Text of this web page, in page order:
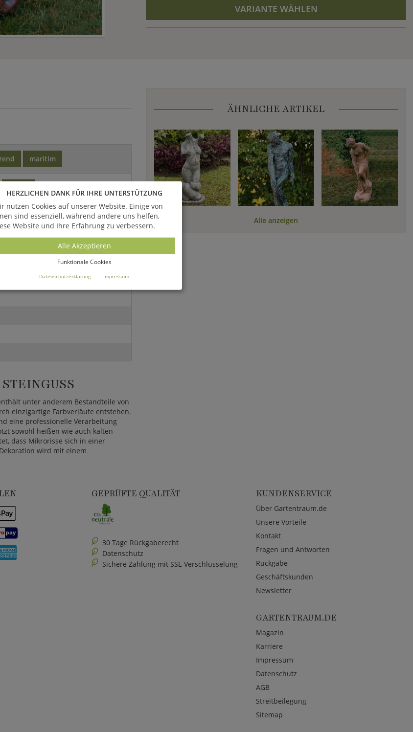
VARIANTE WÄHLEN
maritim
Braun
unter anderem Bestandteile von
einzigartige Farbverläufe entstehen.
eine professionelle Verarbeitung
sowohl heißen wie auch kalten
dass Mikrorisse sich in einer
wird mit einem
ÄHNLICHE ARTIKEL
Alle anzeigen
GEPRÜFTE QUALITÄT
30 Tage Rückgaberecht
Datenschutz
Sichere Zahlung mit SSL-Verschlüsselung
KUNDENSERVICE
Über Gartentraum.de
Unsere Vorteile
Kontakt
Fragen und Antworten
Rückgabe
Geschäftskunden
Newsletter
GARTENTRAUM.DE
Magazin
Karriere
Impressum
Datenschutz
AGB
Streitbeilegung
Sitemap
HERZLICHEN DANK FÜR IHRE UNTERSTÜTZUNG
nutzen Cookies auf unserer Website. Einige von
sind essenziell, während andere uns helfen,
Website und Ihre Erfahrung zu verbessern.
Alle Akzeptieren
Funktionale Cookies
Datenschutzerklärung Impressum